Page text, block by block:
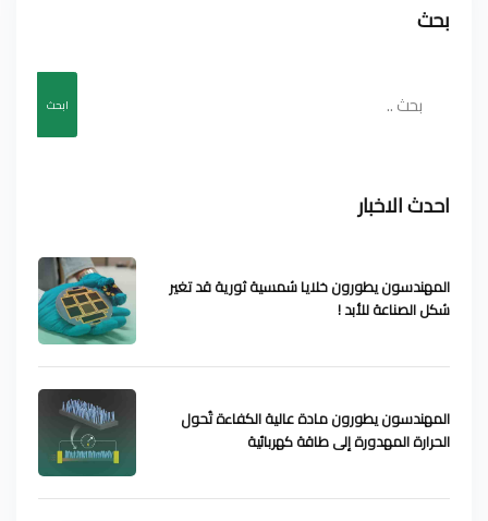
بحث
ابحث
احدث الاخبار
المهندسون يطورون خلايا شمسية ثورية قد تغير
شكل الصناعة للأبد !
المهندسون يطورون مادة عالية الكفاءة تُحول
الحرارة المهدورة إلى طاقة كهربائية